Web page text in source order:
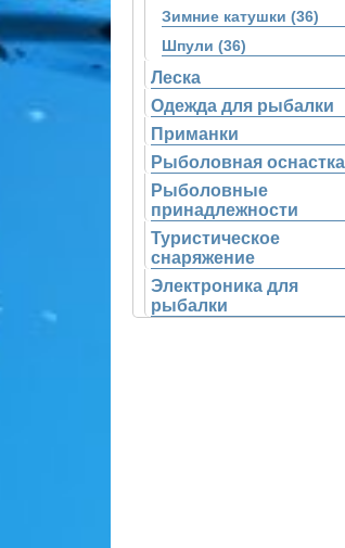
Зимние катушки (36)
Шпули (36)
Леска
Одежда для рыбалки
Приманки
Рыболовная оснастка
Рыболовные
принадлежности
Туристическое
снаряжение
Электроника для
рыбалки